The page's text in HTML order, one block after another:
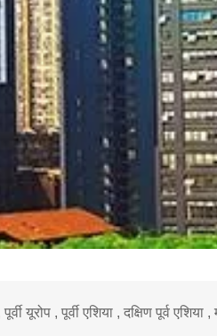
यूरोप , पूर्वी एशिया , दक्षिण पूर्व